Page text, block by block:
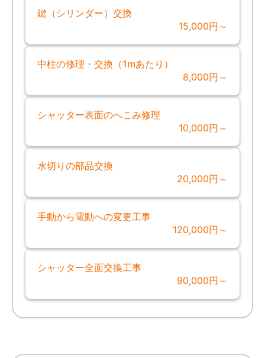
鍵（シリンダー）交換
15,000円～
中柱の修理・交換（1mあたり）
8,000円～
シャッター表面のへこみ修理
10,000円～
水切りの部品交換
20,000円～
手動から電動への変更工事
120,000円～
シャッター全面交換工事
90,000円～